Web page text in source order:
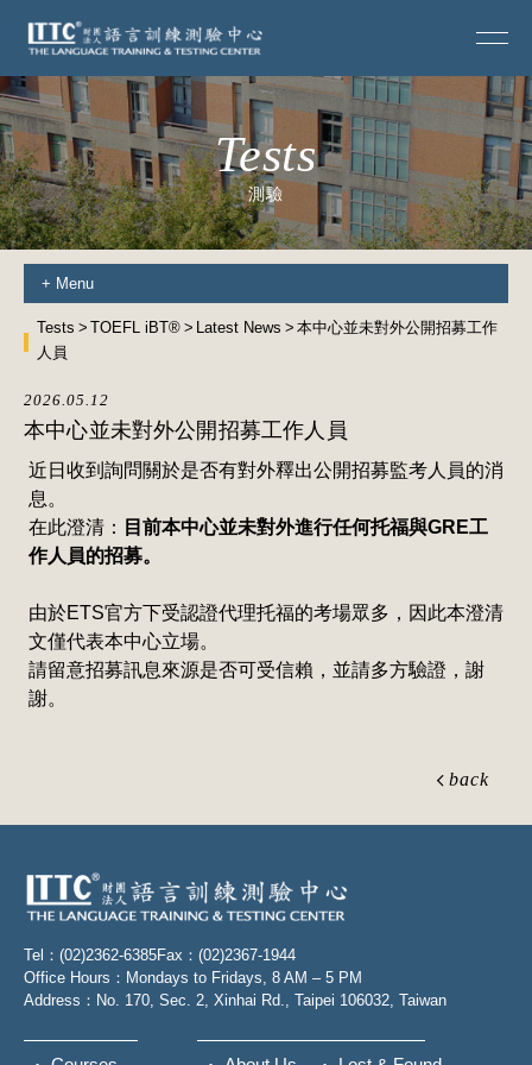
Tests
測驗
+ Menu
Tests TOEFL iBT® Latest News
本中心並未對外公開招募工作
人員
2026.05.12
本中心並未對外公開招募工作人員
近日收到詢問關於是否有對外釋出公開招募監考人員的消
息。
在此澄清：
目前本中心並未對外進行任何托福與GRE工
作人員的招募。
由於ETS官方下受認證代理托福的考場眾多，因此本澄清
文僅代表本中心立場。
請留意招募訊息來源是否可受信賴，並請多方驗證，謝
謝。
back
Tel：(02)2362-6385Fax：(02)2367-1944
Office Hours：Mondays to Fridays, 8 AM – 5 PM
Address：No. 170, Sec. 2, Xinhai Rd., Taipei 106032, Taiwan